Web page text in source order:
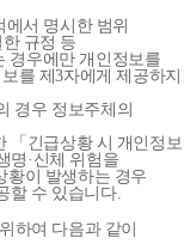
서 명시한 범위
규정 등
경우에만 개인정보를
를 제3자에게 제공하지
경우 정보주체의
「긴급상황 시 개인정보
명·신체 위험을
황이 발생하는 경우
할 수 있습니다.
하여 다음과 같이